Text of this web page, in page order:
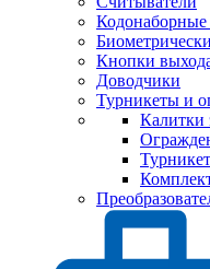
Кодонаборные
Кнопки
Доводчики
Турникеты и
Калитки